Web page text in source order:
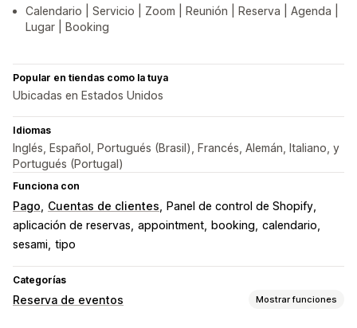
Calendario | Servicio | Zoom | Reunión | Reserva | Agenda |
Lugar | Booking
Popular en tiendas como la tuya
Ubicadas en Estados Unidos
Idiomas
Inglés, Español, Portugués (Brasil), Francés, Alemán, Italiano, y
Portugués (Portugal)
Funciona con
Pago Cuentas de clientes
Panel de control de Shopify
aplicación de reservas appointment booking calendario
sesami tipo
Categorías
Reserva de eventos Mostrar funciones